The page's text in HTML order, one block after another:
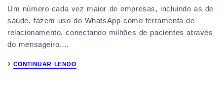
Um número cada vez maior de empresas, incluindo as de
saúde, fazem uso do WhatsApp como ferramenta de
relacionamento, conectando milhões de pacientes através
do mensageiro.…
CONTINUAR LENDO